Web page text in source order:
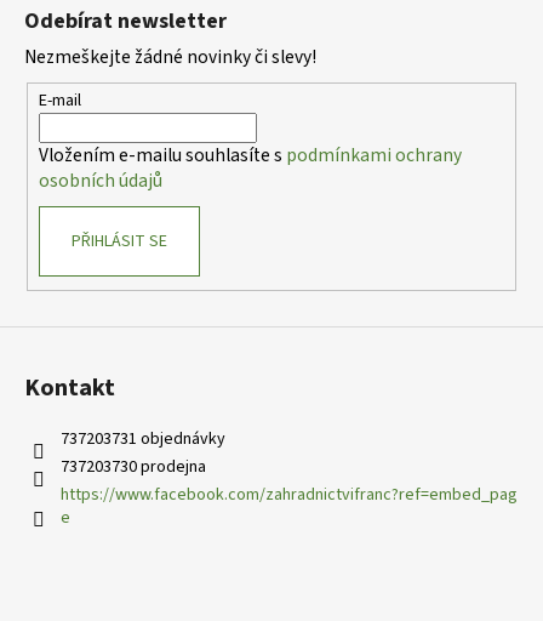
Odebírat newsletter
Nezmeškejte žádné novinky či slevy!
E-mail
Vložením e-mailu souhlasíte s podmínkami ochrany
osobních údajů
PŘIHLÁSIT SE
Kontakt
737203731 objednávky
737203730 prodejna
https://www.facebook.com/zahradnictvifranc?ref=embed_pag
e